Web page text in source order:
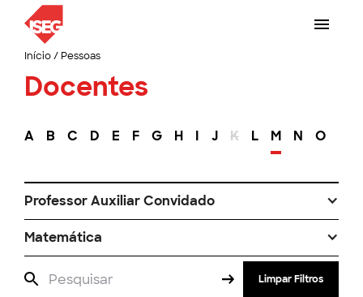
Início/ Pessoas
Docentes
A B C D E F G H I J K L M N O
Professor Auxiliar Convidado
Matemática
Limpar Filtros